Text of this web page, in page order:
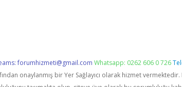
forumhizmeti@gmail.com Whatsapp: 0262 606 0 726
onaylanmış bir Yer Sağlayıcı olarak hizmet